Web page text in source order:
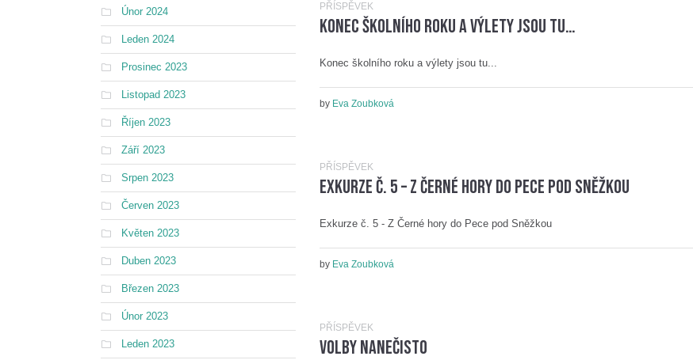
PŘÍSPĚVEK
Konec školního roku a výlety jsou tu…
Konec školního roku a výlety jsou tu...
by Eva Zoubková
PŘÍSPĚVEK
Exkurze č. 5 – Z Černé hory do Pece pod Sněžkou
Exkurze č. 5 - Z Černé hory do Pece pod Sněžkou
by Eva Zoubková
PŘÍSPĚVEK
Volby nanečisto
Únor 2024
Leden 2024
Prosinec 2023
Listopad 2023
Říjen 2023
Září 2023
Srpen 2023
Červen 2023
Květen 2023
Duben 2023
Březen 2023
Únor 2023
Leden 2023